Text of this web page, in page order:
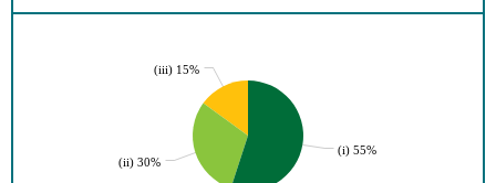
(iii) 15%
(ii) 30%
(i) 55%